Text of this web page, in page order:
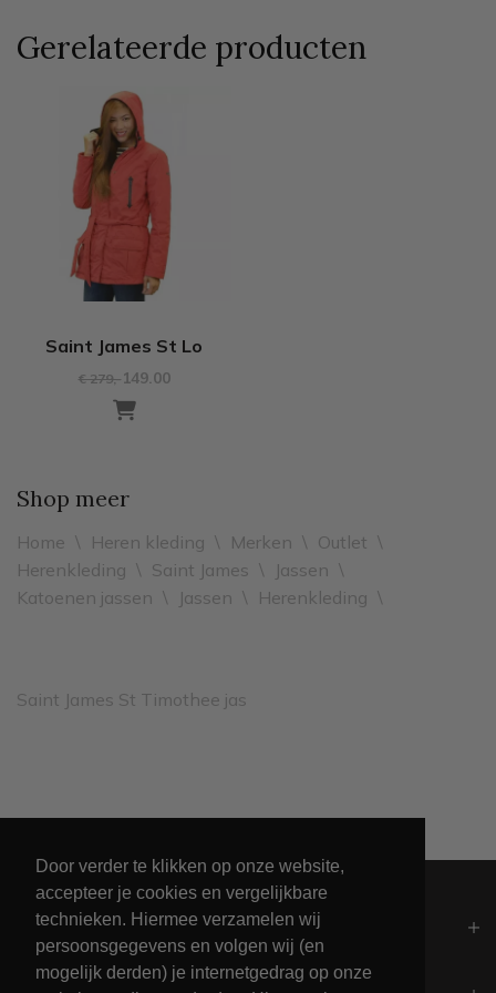
Door verder te klikken op onze website,
accepteer je cookies en vergelijkbare
technieken. Hiermee verzamelen wij
persoonsgegevens en volgen wij (en
mogelijk derden) je internetgedrag op onze
Gerelateerde producten
Saint James St Lo
€ 279,- 149.00
Shop meer
Home \ Heren kleding \ Merken \ Outlet \
Herenkleding \ Saint James \ Jassen \
Katoenen jassen \ Jassen \ Herenkleding \
Saint James St Timothee jas
Algemeen